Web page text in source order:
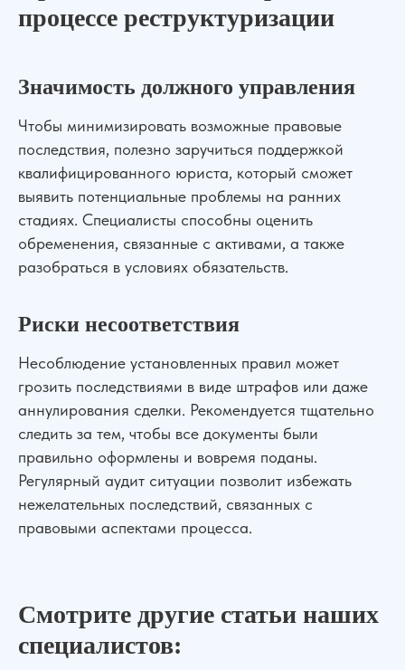
Контакты
процессе реструктуризации
Значимость должного управления
Чтобы минимизировать возможные правовые
последствия, полезно заручиться поддержкой
квалифицированного юриста, который сможет
выявить потенциальные проблемы на ранних
стадиях. Специалисты способны оценить
обременения, связанные с активами, а также
разобраться в условиях обязательств.
Риски несоответствия
Несоблюдение установленных правил может
грозить последствиями в виде штрафов или даже
аннулирования сделки. Рекомендуется тщательно
следить за тем, чтобы все документы были
правильно оформлены и вовремя поданы.
Регулярный аудит ситуации позволит избежать
нежелательных последствий, связанных с
правовыми аспектами процесса.
Смотрите другие статьи наших
специалистов:
УПРАВА ТМ групп © Все права защищены. Зарегистрирован товарный